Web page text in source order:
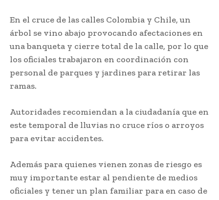
En el cruce de las calles Colombia y Chile, un
árbol se vino abajo provocando afectaciones en
una banqueta y cierre total de la calle, por lo que
los oficiales trabajaron en coordinación con
personal de parques y jardines para retirar las
ramas.
Autoridades recomiendan a la ciudadanía que en
este temporal de lluvias no cruce ríos o arroyos
para evitar accidentes.
Además para quienes vienen zonas de riesgo es
muy importante estar al pendiente de medios
oficiales y tener un plan familiar para en caso de